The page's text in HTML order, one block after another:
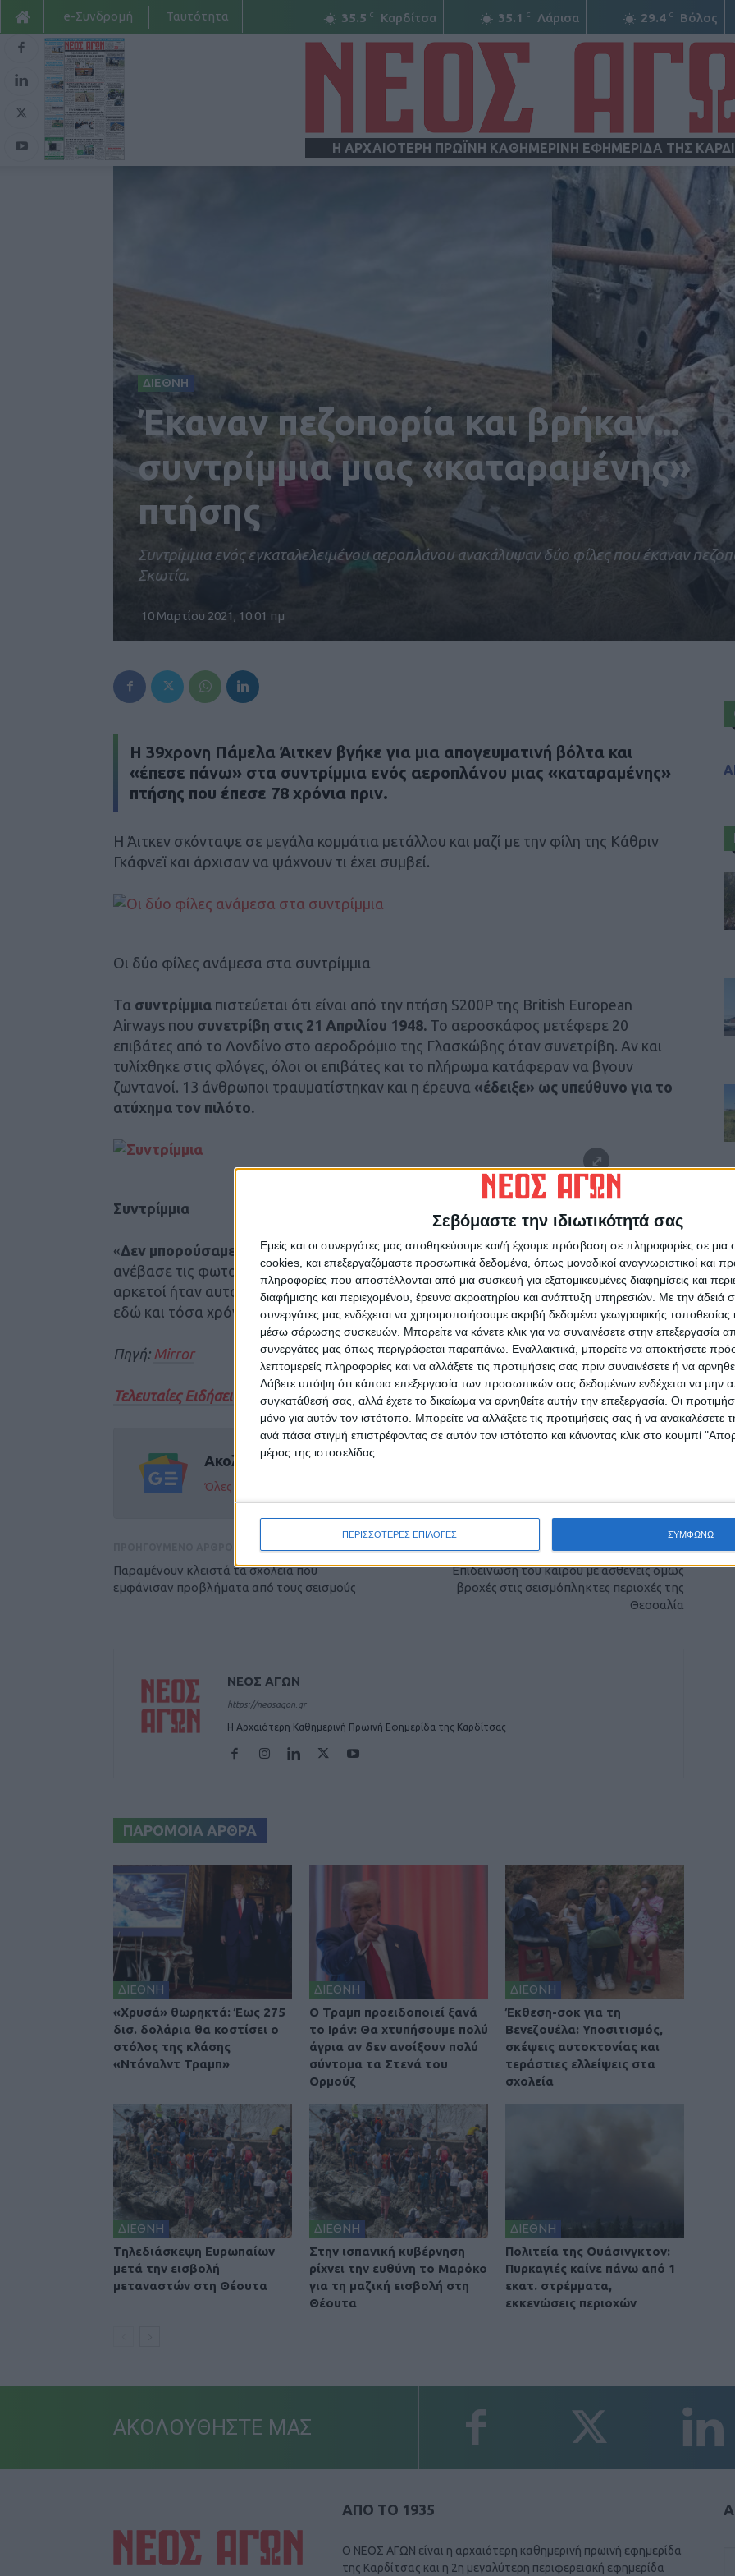
Σεβόμαστε την ιδιωτικότητά σας
Εμείς και οι συνεργάτες μας αποθηκεύουμε και/ή έχουμε πρόσβαση σε πληροφορίες σε
cookies, και επεξεργαζόμαστε προσωπικά δεδομένα, όπως μοναδικοί αναγνωριστικοί και
πληροφορίες που αποστέλλονται από μια συσκευή για εξατομικευμένες διαφημίσεις και
διαφήμισης και περιεχομένου, έρευνα ακροατηρίου και ανάπτυξη υπηρεσιών. Με την άδειά
συνεργάτες μας ενδέχεται να χρησιμοποιήσουμε ακριβή δεδομένα γεωγραφικής τοποθεσίας
μέσω σάρωσης συσκευών. Μπορείτε να κάνετε κλικ για να συναινέσετε στην επεξεργασία
συνεργάτες μας όπως περιγράφεται παραπάνω. Εναλλακτικά, μπορείτε να αποκτήσετε
λεπτομερείς πληροφορίες και να αλλάξετε τις προτιμήσεις σας πριν συναινέσετε ή να
Λάβετε υπόψη ότι κάποια επεξεργασία των προσωπικών σας δεδομένων ενδέχεται να μην
συγκατάθεσή σας, αλλά έχετε το δικαίωμα να αρνηθείτε αυτήν την επεξεργασία. Οι
μόνο για αυτόν τον ιστότοπο. Μπορείτε να αλλάξετε τις προτιμήσεις σας ή να ανακαλέσετε
ανά πάσα στιγμή επιστρέφοντας σε αυτόν τον ιστότοπο και κάνοντας κλικ στο κουμπί
μέρος της ιστοσελίδας.
ΠΕΡΙΣΣΟΤΕΡΕΣ ΕΠΙΛΟΓΕΣ ΣΥΜΦΩΝΩ
35.5 C Καρδίτσα 35.1 C Λάρισα 29.4 C Βόλος
e-Συνδρομή Ταυτότητα
Η ΑΡΧΑΙΟΤΕΡΗ ΠΡΩΪΝΗ ΚΑΘΗΜΕΡΙΝΗ ΕΦΗΜΕΡΙΔΑ ΤΗΣ
ΑΓΩΝ
ΔΙΕΘΝΗ
Έκαναν πεζοπορία και βρήκαν...
συντρίμμια μιας «καταραμένης»
πτήσης
Συντρίμμια ενός εγκαταλελειμένου αεροπλάνου ανακάλυψαν δύο φίλες που έκαναν
Σκωτία.
10 Μαρτίου 2021, 10:01 πμ
Η 39χρονη Πάμελα Άιτκεν βγήκε για μια απογευματινή βόλτα και
«έπεσε πάνω» στα συντρίμμια ενός αεροπλάνου μιας «καταραμένης»
πτήσης που έπεσε 78 χρόνια πριν.
Η Άιτκεν σκόνταψε σε μεγάλα κομμάτια μετάλλου και μαζί με την φίλη της Κάθριν
Γκάφνεϊ και άρχισαν να ψάχνουν τι έχει συμβεί.
Οι δύο φίλες ανάμεσα στα συντρίμμια
Τα συντρίμμια πιστεύεται ότι είναι από την πτήση S200P της British European
Airways που συνετρίβη στις 21 Απριλίου 1948. Το αεροσκάφος μετέφερε 20
επιβάτες από το Λονδίνο στο αεροδρόμιο της Γλασκώβης όταν συνετρίβη. Αν και
τυλίχθηκε στις φλόγες, όλοι οι επιβάτες και το πλήρωμα κατάφεραν να βγουν
ζωντανοί. 13 άνθρωποι τραυματίστηκαν και η έρευνα «έδειξε» ως υπεύθυνο για το
ατύχημα τον πιλότο.
Συντρίμμια
«Δεν μπορούσαμε να πιστέψουμε στα μάτια μας» διηγείται η Πάμελα Άιτκεν, που
ανέβασε τις φωτογραφίες από τα συντρίμμια στο προφίλ της στο Facebook και
αρκετοί ήταν αυτοί που αναρωτήθηκαν γιατί έχουν μείνει παρατημένα σε ένα λόφο
εδώ και τόσα χρόνια.
Πηγή: Mirror
Τελευταίες Ειδήσεις Σήμερα
Ακολούθησε την εφημερίδα ΝΕΟΣ ΑΓΩΝ στο Google News!
Όλες οι εξελίξεις στην περιοχή της Καρδίτσας και ευρύτερα της Θεσσαλίας
Παραμένουν κλειστά τα σχολεία που
εμφάνισαν προβλήματα από τους σεισμούς
Επιδείνωση του καιρού με ασθενείς όμως
βροχές στις σεισμόπληκτες περιοχές της
Θεσσαλία
ΝΕΟΣ ΑΓΩΝ
https://neosagon.gr
Η Αρχαιότερη Καθημερινή Πρωινή Εφημερίδα της Καρδίτσας
ΠΑΡΟΜΟΙΑ ΑΡΘΡΑ
ΔΙΕΘΝΗ
«Χρυσά» θωρηκτά: Έως 275
δισ. δολάρια θα κοστίσει ο
στόλος της κλάσης
«Ντόναλντ Τραμπ»
ΔΙΕΘΝΗ
O Τραμπ προειδοποιεί ξανά
το Ιράν: Θα χτυπήσουμε πολύ
άγρια αν δεν ανοίξουν πολύ
σύντομα τα Στενά του
Ορμούζ
ΔΙΕΘΝΗ
Έκθεση-σοκ για τη
Βενεζουέλα: Υποσιτισμός,
σκέψεις αυτοκτονίας και
τεράστιες ελλείψεις στα
σχολεία
ΔΙΕΘΝΗ
Τηλεδιάσκεψη Ευρωπαίων
μετά την εισβολή
μεταναστών στη Θέουτα
ΔΙΕΘΝΗ
Στην ισπανική κυβέρνηση
ρίχνει την ευθύνη το Μαρόκο
για τη μαζική εισβολή στη
Θέουτα
ΔΙΕΘΝΗ
Πολιτεία της Ουάσινγκτον:
Πυρκαγιές καίνε πάνω από 1
εκατ. στρέμματα,
εκκενώσεις περιοχών
ΑΚΟΛΟΥΘΗΣΤΕ ΜΑΣ
ΑΠΟ ΤΟ 1935
Ο ΝΕΟΣ ΑΓΩΝ είναι η αρχαιότερη καθημερινή πρωινή εφημερίδα
της Καρδίτσας και η 2η μεγαλύτερη περιφερειακή εφημερίδα